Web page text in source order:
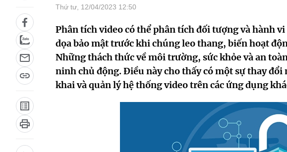
Thứ tư, 12/04/2023 12:50
Phân tích video có thể phân tích đối tượng và hành
dọa bảo mật trước khi chúng leo thang, biến hoạt
Những thách thức về môi trường, sức khỏe và an
ninh chủ động. Điều này cho thấy có một sự thay
khai và quản lý hệ thống video trên các ứng dụng